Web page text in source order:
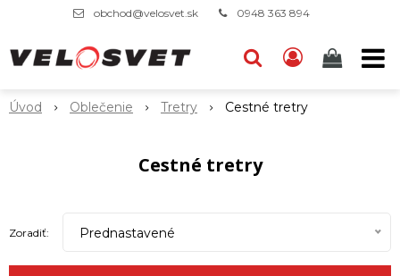
obchod@velosvet.sk 0948 363 894
Úvod Oblečenie Tretry Cestné tretry
Cestné tretry
Zoradiť: Prednastavené